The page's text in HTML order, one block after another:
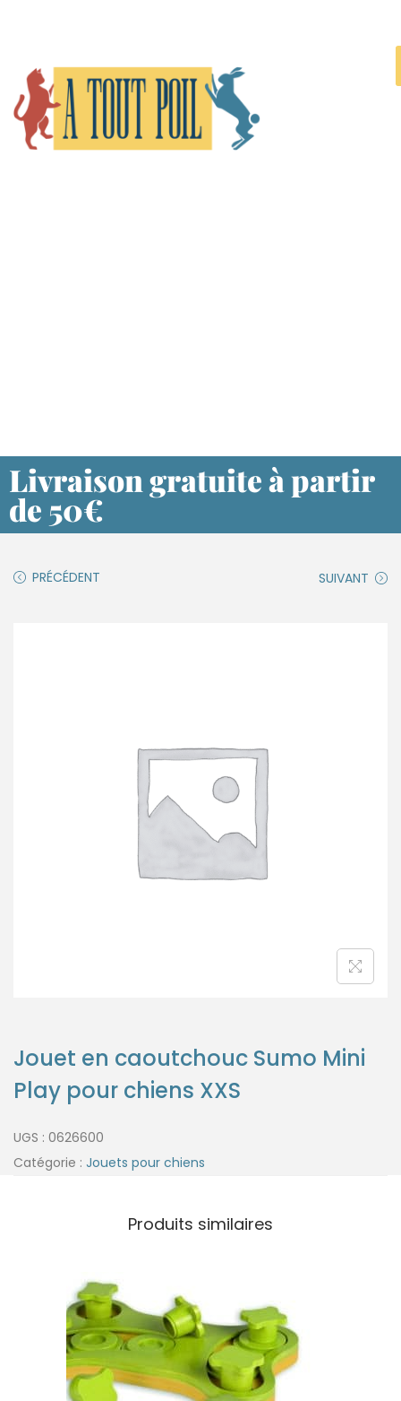
Livraison gratuite à partir
de 50€
PRÉCÉDENT SUIVANT
Jouet en caoutchouc Sumo Mini
Play pour chiens XXS
UGS : 0626600
Catégorie : Jouets pour chiens
Produits similaires